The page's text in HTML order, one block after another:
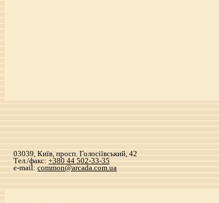
03039, Київ, просп. Голосіївський, 42
Тел./факс: +380 44 502-33-35
e-mail: common@arcada.com.ua